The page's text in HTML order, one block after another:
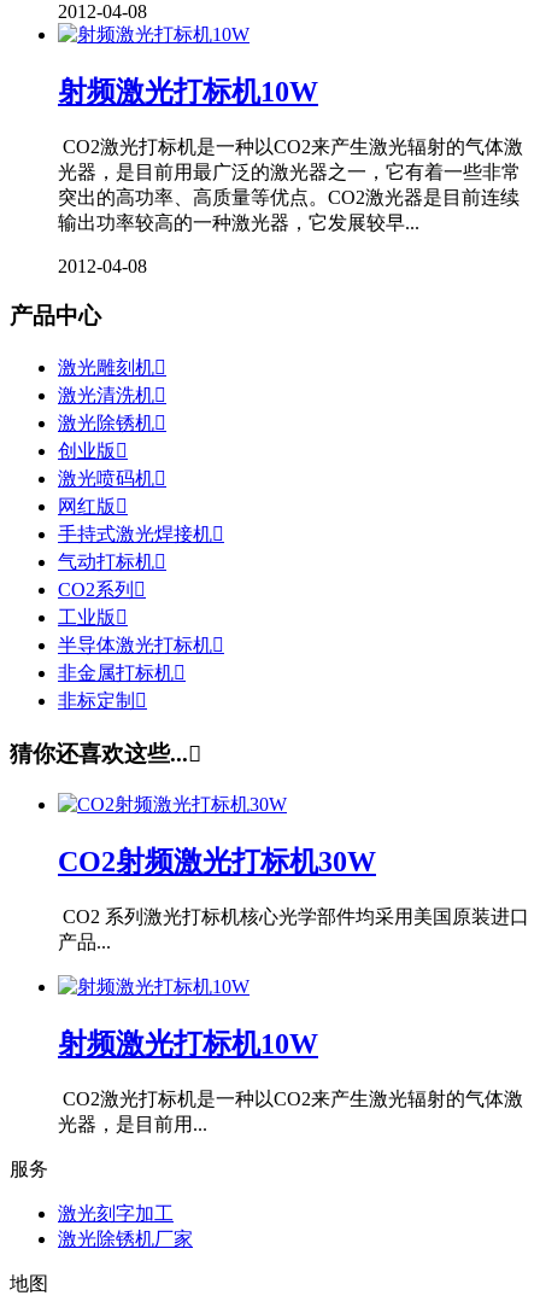
2012-04-08
射频激光打标机10W
CO2激光打标机是一种以CO2来产生激光辐射的气体激
光器，是目前用最广泛的激光器之一，它有着一些非常
突出的高功率、高质量等优点。CO2激光器是目前连续
输出功率较高的一种激光器，它发展较早...
2012-04-08
产品中心
激光雕刻机
激光清洗机
激光除锈机
创业版 
激光喷码机
网红版 
手持式激光焊接机
气动打标机
CO2系列 
工业版 
半导体激光打标机
非金属打标机
非标定制 
猜你还喜欢这些...
CO2射频激光打标机30W
CO2 系列激光打标机核心光学部件均采用美国原装进口
产品...
射频激光打标机10W
CO2激光打标机是一种以CO2来产生激光辐射的气体激
光器，是目前用...
服务
激光刻字加工
激光除锈机厂家
地图